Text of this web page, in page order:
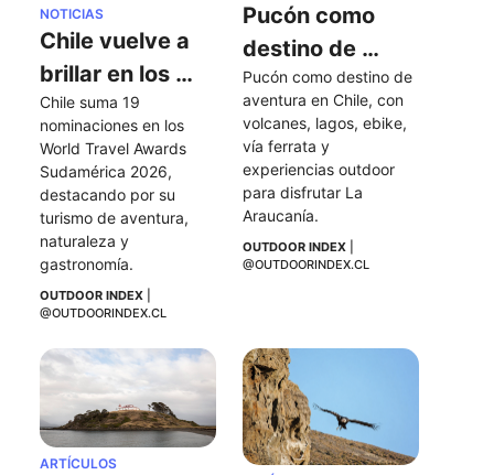
NOTICIAS
Chile vuelve a
brillar en los
World Travel
Awards
Sudamérica
2026
Chile suma 19
nominaciones en los
World Travel Awards
Sudamérica 2026,
destacando por su
turismo de aventura,
naturaleza y
gastronomía.
OUTDOOR INDEX
@OUTDOORINDEX.CL
Pucón como
destino de
aventura en
Chile
Pucón como destino de
aventura en Chile, con
volcanes, lagos, ebike,
vía ferrata y
experiencias outdoor
para disfrutar La
Araucanía.
OUTDOOR INDEX
@OUTDOORINDEX.CL
ARTÍCULOS